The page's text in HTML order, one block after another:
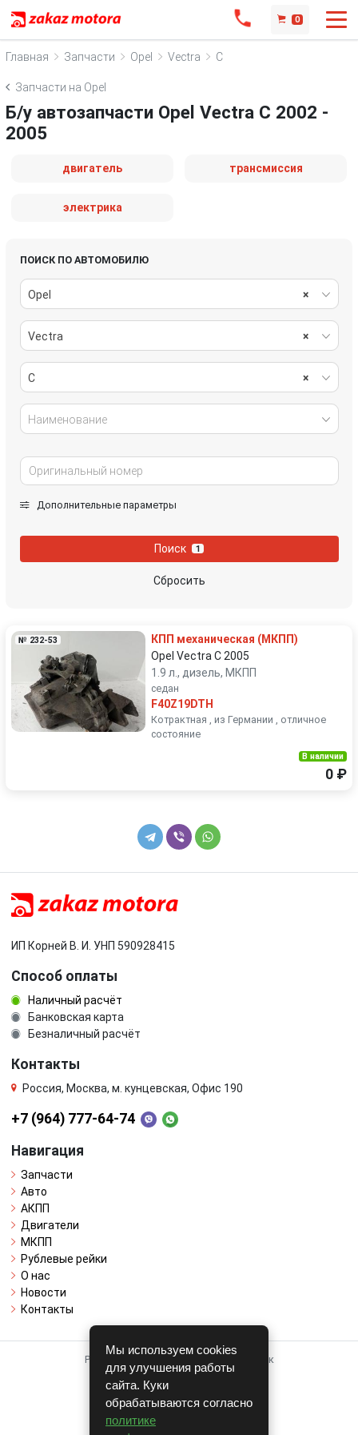
0
Главная Запчасти Opel Vectra C
Запчасти на Opel
Б/у автозапчасти Opel Vectra C 2002 -
2005
двигатель трансмиссия
электрика
ПОИСК ПО АВТОМОБИЛЮ
×
Opel
×
Vectra
×
C
Наименование
Дополнительные параметры
Поиск 1
Сбросить
№ 232-53
КПП механическая (МКПП)
Opel Vectra C 2005
1.9 л., дизель, МКПП
седан
F40Z19DTH
Котрактная , из Германии , отличное
состояние
В наличии
0 ₽
ИП Корней В. И. УНП 590928415
Способ оплаты
Наличный расчёт
Банковская карта
Безналичный расчёт
Контакты
Россия, Москва, м. кунцевская, Офис 190
+7 (964) 777-64-74
Навигация
Запчасти
Авто
АКПП
Двигатели
МКПП
Рублевые рейки
О нас
Новости
Контакты
Работает на системе для авторазборок
CARRO.БИЗНЕС
Полная версия
© COPYRIGHT 2026 г.
Мы используем cookies
для улучшения работы
сайта. Куки
обрабатываются согласно
политике